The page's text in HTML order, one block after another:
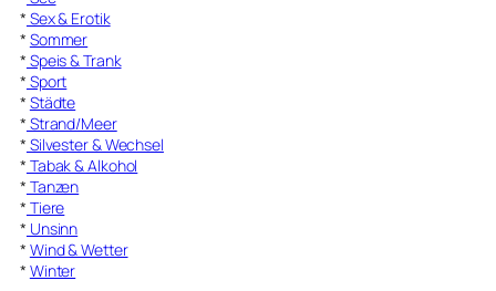
* Sex & Erotik
* Sommer
* Speis & Trank
* Sport
* Städte
* Strand/Meer
* Silvester & Wechsel
* Tabak & Alkohol
* Tanzen
* Tiere
* Unsinn
* Wind & Wetter
* Winter